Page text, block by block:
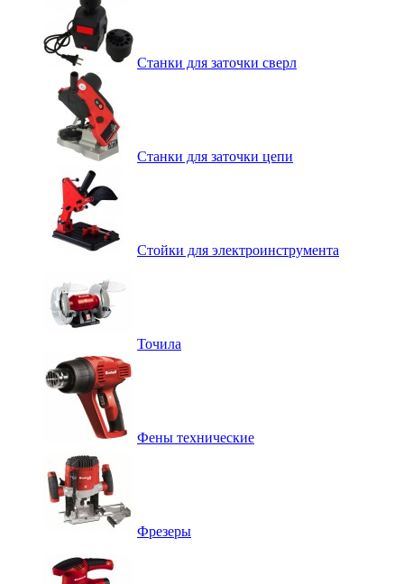
Станки для заточки сверл
Станки для заточки цепи
Стойки для электроинструмента
Точила
Фены технические
Фрезеры